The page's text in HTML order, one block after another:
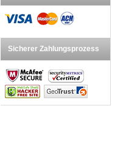
Sicherer Zahlungsprozess